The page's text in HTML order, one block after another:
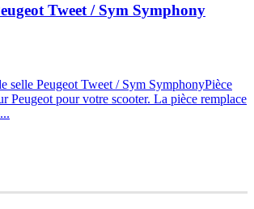
Tweet / Sym Symphony
selle Peugeot Tweet / Sym SymphonyPièce
Peugeot pour votre scooter. La pièce remplace